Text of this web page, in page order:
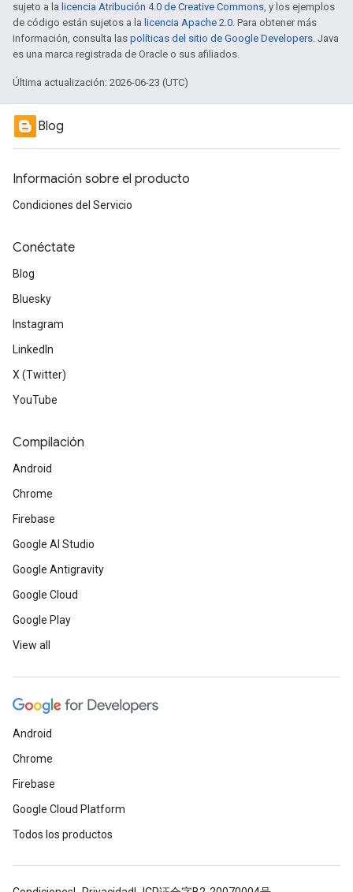
sujeto a la licencia Atribución 4.0 de Creative Commons, y los ejemplos
de código están sujetos a la licencia Apache 2.0. Para obtener más
información, consulta las políticas del sitio de Google Developers. Java
es una marca registrada de Oracle o sus afiliados.
Última actualización: 2026-06-23 (UTC)
Blog
Información sobre el producto
Condiciones del Servicio
Conéctate
Blog
Bluesky
Instagram
LinkedIn
X (Twitter)
YouTube
Compilación
Android
Chrome
Firebase
Google AI Studio
Google Antigravity
Google Cloud
Google Play
View all
Android
Chrome
Firebase
Google Cloud Platform
Todos los productos